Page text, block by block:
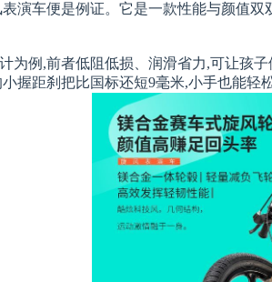
演车便是例证。它是一款性能与颜值
为例,前者低阻低损、润滑省力,可让孩
握距刹把比国标还短9毫米,小手也能轻松